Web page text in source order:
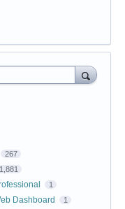
267
1,881
1
Dashboard 1